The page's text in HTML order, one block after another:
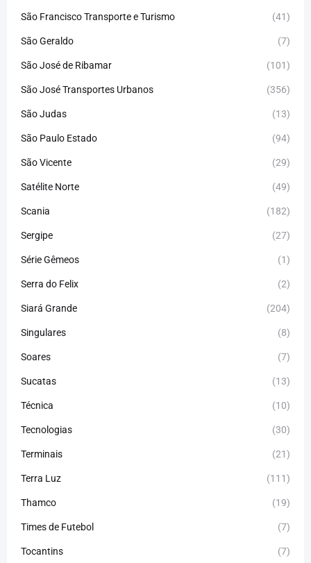
São Francisco Transporte e Turismo (41)
São Geraldo (7)
São José de Ribamar (101)
São José Transportes Urbanos (356)
São Judas (13)
São Paulo Estado (94)
São Vicente (29)
Satélite Norte (49)
Scania (182)
Sergipe (27)
Série Gêmeos (1)
Serra do Felix (2)
Siará Grande (204)
Singulares (8)
Soares (7)
Sucatas (13)
Técnica (10)
Tecnologias (30)
Terminais (21)
Terra Luz (111)
Thamco (19)
Times de Futebol (7)
Tocantins (7)